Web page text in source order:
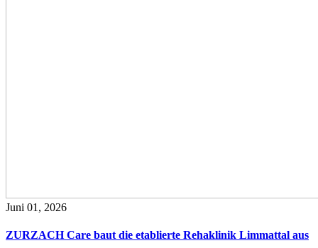
Juni 01, 2026
ZURZACH Care baut die etablierte Rehaklinik Limmattal aus